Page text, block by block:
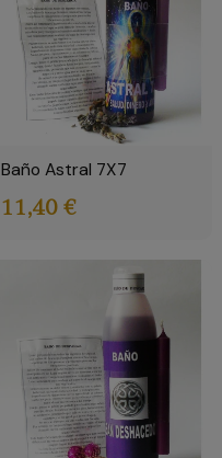
Baño Astral 7X7
11,40 €